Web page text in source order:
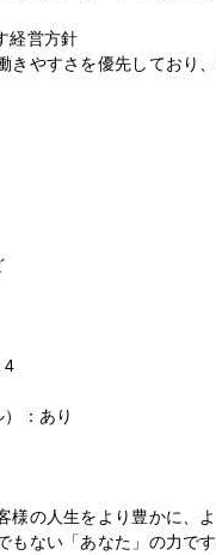
経営方針
きやすさを優先しており
4
：あり
様の人生をより豊かに、
もない「あなた」の力です